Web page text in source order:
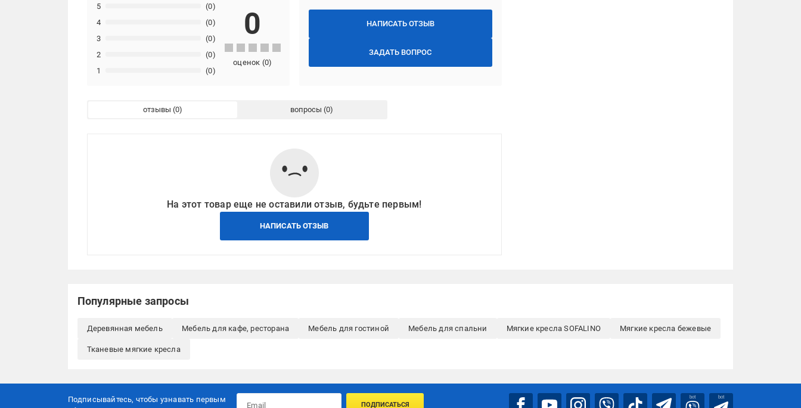
НАПИСАТЬ ОТЗЫВ
ЗАДАТЬ ВОПРОС
1 (0)
2 (0)
3 (0)
4 (0)
5 (0)
0
оценок (0)
отзывы вопросы
На этот товар еще не оставили отзыв, будьте первым!
НАПИСАТЬ ОТЗЫВ
Популярные запросы
Деревянная мебель Мебель для кафе, ресторана Мебель для гостиной Мебель для спальни Мягкие кресла SOFALINO Мягкие кресла бежевые
Тканевые мягкие кресла
Подписывайтесь, чтобы узнавать первым
ПОДПИСАТЬСЯ
bot bot